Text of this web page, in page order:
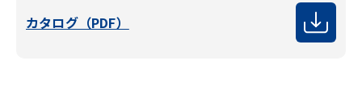
カタログ（PDF）